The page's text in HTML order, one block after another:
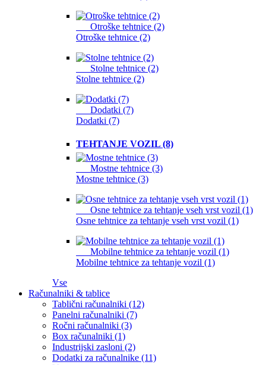
Otroške tehtnice (2)
Otroške tehtnice (2)
Stolne tehtnice (2)
Stolne tehtnice (2)
Dodatki (7)
Dodatki (7)
TEHTANJE VOZIL (8)
Mostne tehtnice (3)
Mostne tehtnice (3)
Osne tehtnice za tehtanje vseh vrst vozil (1)
Osne tehtnice za tehtanje vseh vrst vozil (1)
Mobilne tehtnice za tehtanje vozil (1)
Mobilne tehtnice za tehtanje vozil (1)
Vse
Računalniki & tablice
Tablični računalniki (12)
Panelni računalniki (7)
Ročni računalniki (3)
Box računalniki (1)
Industrijski zasloni (2)
Dodatki za računalnike (11)